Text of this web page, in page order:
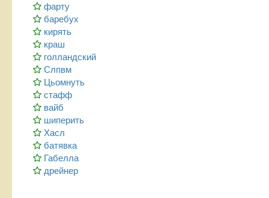
фарту
баребух
кирять
краш
голландский
Слпвм
Цьомнуть
стафф
вайб
шиперить
Хасл
батявка
Габелла
дрейнер